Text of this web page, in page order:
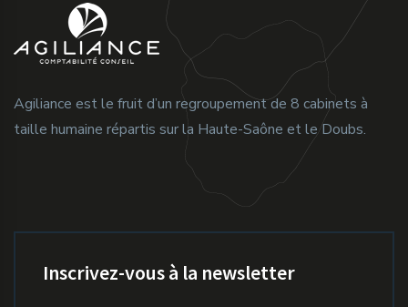
Agiliance est le fruit d’un regroupement de 8 cabinets à
taille humaine répartis sur la Haute-Saône et le Doubs.
Inscrivez-vous à la newsletter